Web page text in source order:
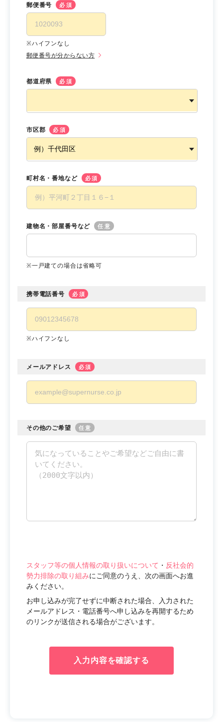
郵便番号 必須
※ハイフンなし
郵便番号が分からない方
都道府県 必須
市区郡 必須
町村名・番地など 必須
建物名・部屋番号など 任意
※一戸建ての場合は省略可
携帯電話番号 必須
※ハイフンなし
メールアドレス 必須
その他のご希望 任意
スタッフ等の個人情報の取り扱いについて ・ 反社会的
勢力排除の取り組みにご同意のうえ、次の画面へお進
みください。
お申し込みが完了せずに中断された場合、入力された
メールアドレス・電話番号へ申し込みを再開するため
のリンクが送信される場合がございます。
入力内容を確認する